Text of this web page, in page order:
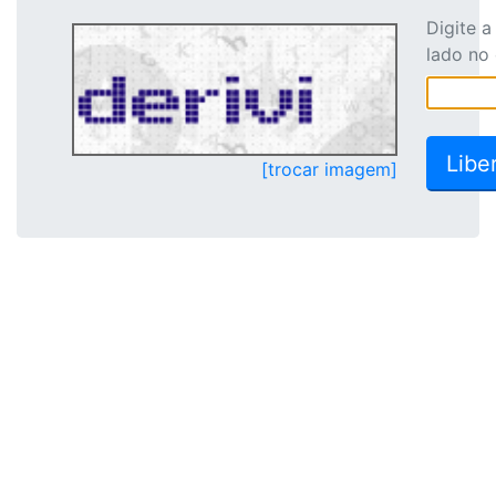
[trocar imagem]
Digite
lado no